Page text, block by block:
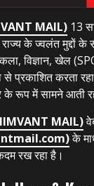
MAIL) 13
के ज्वलंत मुद्दों के
विज्ञान, खेल
प्रकाशित करता
के रूप में सामने आती
MAIL)
के
रख रहा है।